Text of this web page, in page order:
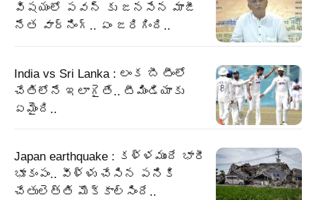
విషయంలో పవన్ కు జనసేన మాజీ
నేత వార్నింగ్.. ఏం జరిగింది..
India vs Sri Lanka : లంక బీ టీంలో
చేతిలోనే ఇలాగైతే.. టీమిండియాకు
ఏమైంది..
Japan earthquake : కళ్ళముందే భారీ
భూకంపం.. వీళ్ళు చేసిన పనికి
చేతులెత్తి మొక్కాల్సిందే..